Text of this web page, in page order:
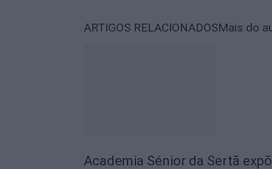
ARTIGOS RELACIONADOSMais do
Academia Sénior da Sertã